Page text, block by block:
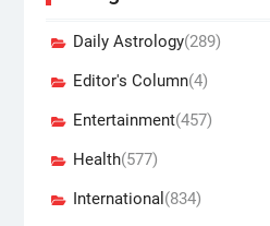
Daily Astrology(289)
Editor's Column(4)
Entertainment(457)
Health(577)
International (834)